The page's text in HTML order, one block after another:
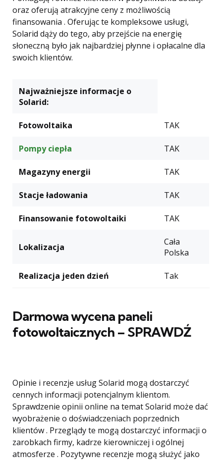
oraz oferują atrakcyjne ceny z możliwością
finansowania . Oferując te kompleksowe usługi,
Solarid dąży do tego, aby przejście na energię
słoneczną było jak najbardziej płynne i opłacalne dla
swoich klientów.
Najważniejsze informacje o
Solarid:
Fotowoltaika TAK
Pompy ciepła TAK
Magazyny energii TAK
Stacje ładowania TAK
Finansowanie fotowoltaiki TAK
Lokalizacja
Cała
Polska
Realizacja jeden dzień Tak
Darmowa wycena paneli
fotowoltaicznych – SPRAWDŹ
Opinie i recenzje usług Solarid mogą dostarczyć
cennych informacji potencjalnym klientom.
Sprawdzenie opinii online na temat Solarid może dać
wyobrażenie o doświadczeniach poprzednich
klientów . Przeglądy te mogą dostarczyć informacji o
zarobkach firmy, kadrze kierowniczej i ogólnej
atmosferze . Pozytywne recenzje mogą służyć jako